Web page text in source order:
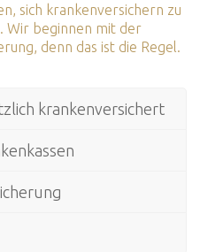
sich krankenversichern zu
Wir beginnen mit der
denn das ist die Regel.
krankenversichert